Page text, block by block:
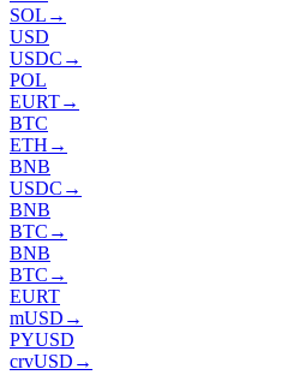
SOL →
USD
USDC →
POL
EURT→
BTC
ETH →
BNB
USDC →
BNB
BTC →
BNB
BTC →
EURT
mUSD →
PYUSD
crvUSD →